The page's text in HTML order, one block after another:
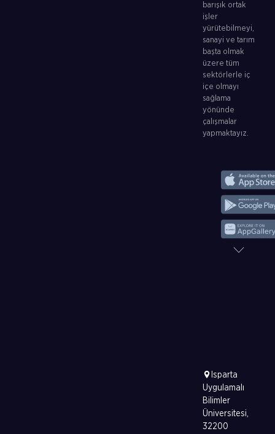
barışık ortak
işler
yürütebilmeyi,
sanayi ve tarım
başta olmak
üzere tüm
sektörlerle iç
içe olmayı
sağlama
yönünde
çalışmalar
yapmaktayız.
Isparta
Uygulamalı
Bilimler
Üniversitesi,
32200